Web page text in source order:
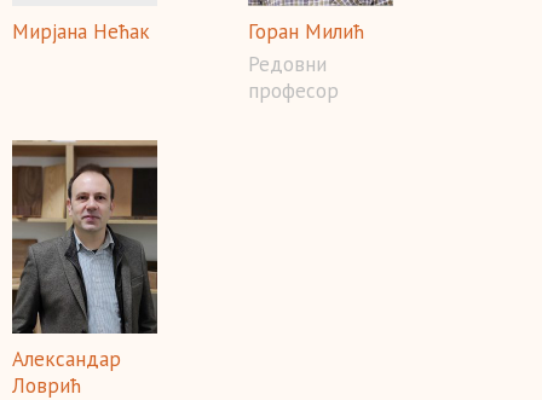
Мирјана Нећак
Горан Милић
Редовни
професор
Александар
Ловрић